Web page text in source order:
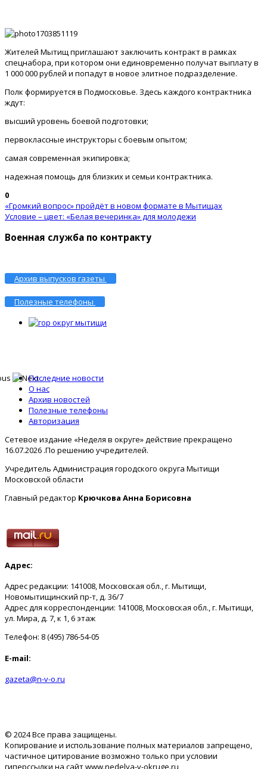
Жителей Мытищ приглашают заключить контракт в рамках
спецнабора, при котором они единовременно получат выплату в
1 000 000 рублей и попадут в новое элитное подразделение.
Полк формируется в Подмосковье. Здесь каждого контрактника
ждут:
высший уровень боевой подготовки;
первоклассные инструкторы с боевым опытом;
самая современная экипировка;
надежная помощь для близких и семьи контрактника.
0
«Громкий вопрос» пройдёт в новом формате в Мытищах
Условие – цвет: «Белая вечеринка» для молодежи
Военная служба по контракту
Архив выпусков газеты
Полезные телефоны
Последние новости
О нас
Архив новостей
Полезные телефоны
Авторизация
Сетевое издание «Неделя в округе» действие прекращено
16.07.2026 .По решению учредителей.
Учредитель Администрация городского округа Мытищи
Московской области
Главный редактор Крючкова Анна Борисовна
Адрес:
Адрес редакции: 141008, Московская обл., г. Мытищи,
Новомытищинский пр-т, д. 36/7
Адрес для корреспонденции: 141008, Московская обл., г. Мытищи,
ул. Мира, д. 7, к 1, 6 этаж
Телефон: 8 (495) 786-54-05
E-mail:
gazeta@n-v-o.ru
© 2024 Все права защищены.
Копирование и использование полных материалов запрещено,
частичное цитирование возможно только при условии
гиперссылки на сайт www.nedelya-v-okruge.ru